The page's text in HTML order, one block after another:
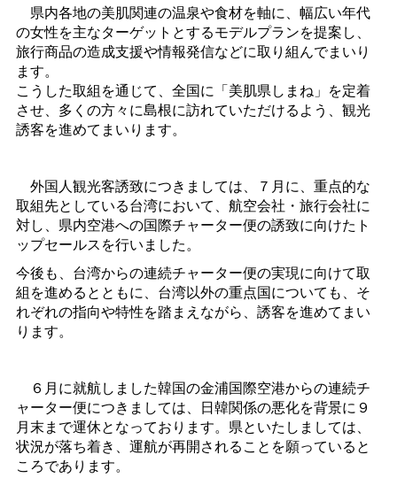
県内各地の美肌関連の温泉や食材を軸に、幅広い年代
の女性を主なターゲットとするモデルプランを提案し、
旅行商品の造成支援や情報発信などに取り組んでまいり
ます。
こうした取組を通じて、全国に「美肌県しまね」を定着
させ、多くの方々に島根に訪れていただけるよう、観光
誘客を進めてまいります。
外国人観光客誘致につきましては、７月に、重点的な
取組先としている台湾において、航空会社・旅行会社に
対し、県内空港への国際チャーター便の誘致に向けたト
ップセールスを行いました。
今後も、台湾からの連続チャーター便の実現に向けて取
組を進めるとともに、台湾以外の重点国についても、そ
れぞれの指向や特性を踏まえながら、誘客を進めてまい
ります。
６月に就航しました韓国の金浦国際空港からの連続チ
ャーター便につきましては、日韓関係の悪化を背景に９
月末まで運休となっております。県といたしましては、
状況が落ち着き、運航が再開されることを願っていると
ころであります。